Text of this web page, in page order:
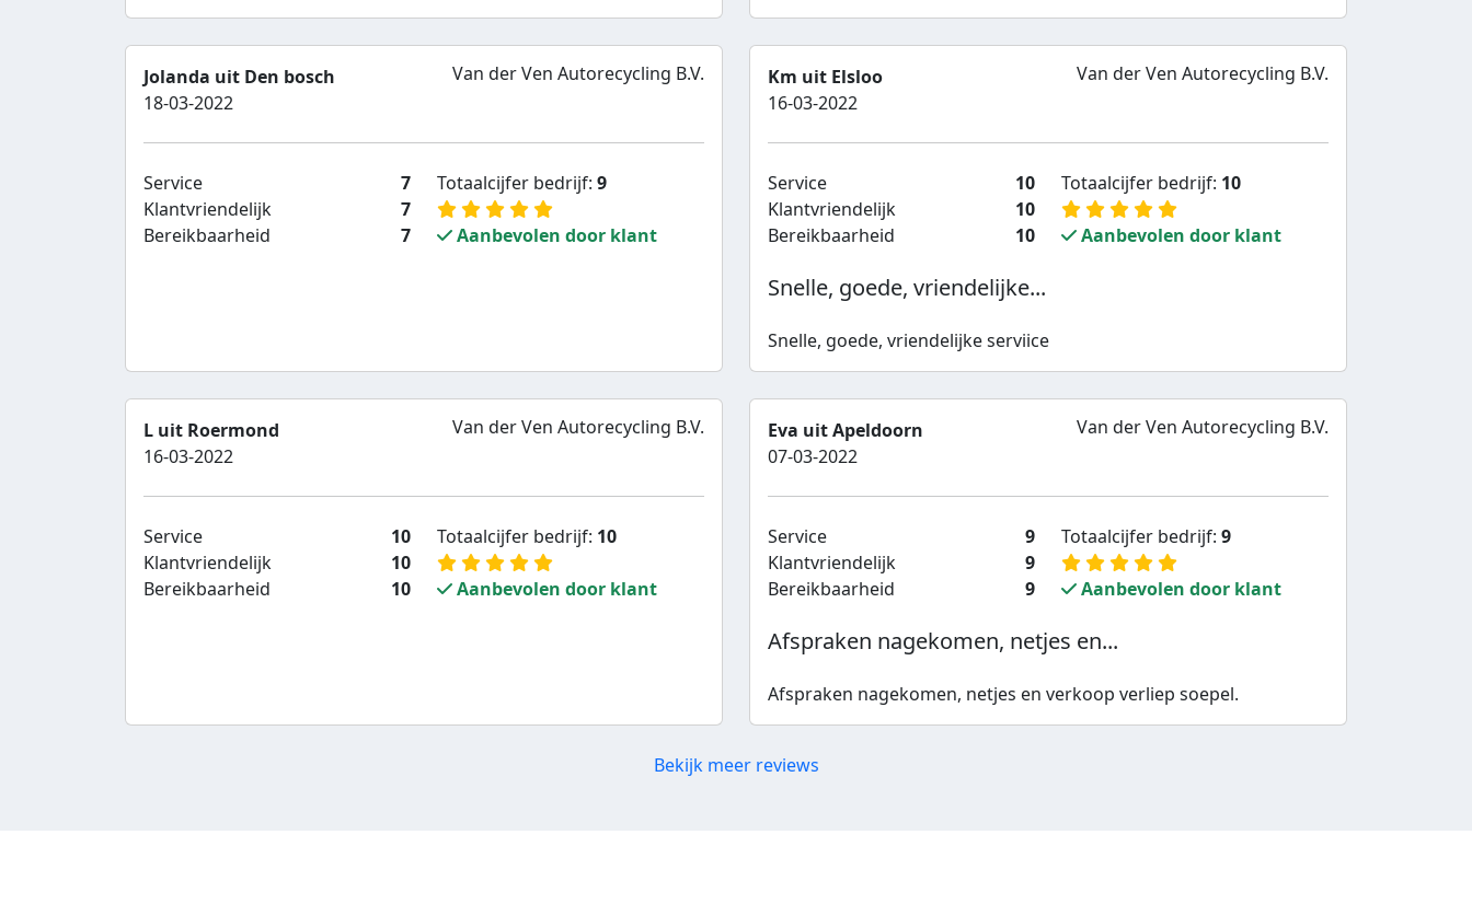
Jolanda uit Den bosch
18-03-2022
Van der Ven Autorecycling B.V.
Service
7
Klantvriendelijk
7
Bereikbaarheid
7
Totaalcijfer bedrijf: 9
Aanbevolen door klant
Km uit Elsloo
16-03-2022
Van der Ven Autorecycling B.V.
Service
10
Klantvriendelijk
10
Bereikbaarheid
10
Totaalcijfer bedrijf: 10
Aanbevolen door klant
Snelle, goede, vriendelijke...
Snelle, goede, vriendelijke serviice
L uit Roermond
16-03-2022
Van der Ven Autorecycling B.V.
Service
10
Klantvriendelijk
10
Bereikbaarheid
10
Totaalcijfer bedrijf: 10
Aanbevolen door klant
Eva uit Apeldoorn
07-03-2022
Van der Ven Autorecycling B.V.
Service
9
Klantvriendelijk
9
Bereikbaarheid
9
Totaalcijfer bedrijf: 9
Aanbevolen door klant
Afspraken nagekomen, netjes en...
Afspraken nagekomen, netjes en verkoop verliep soepel.
Bekijk meer reviews